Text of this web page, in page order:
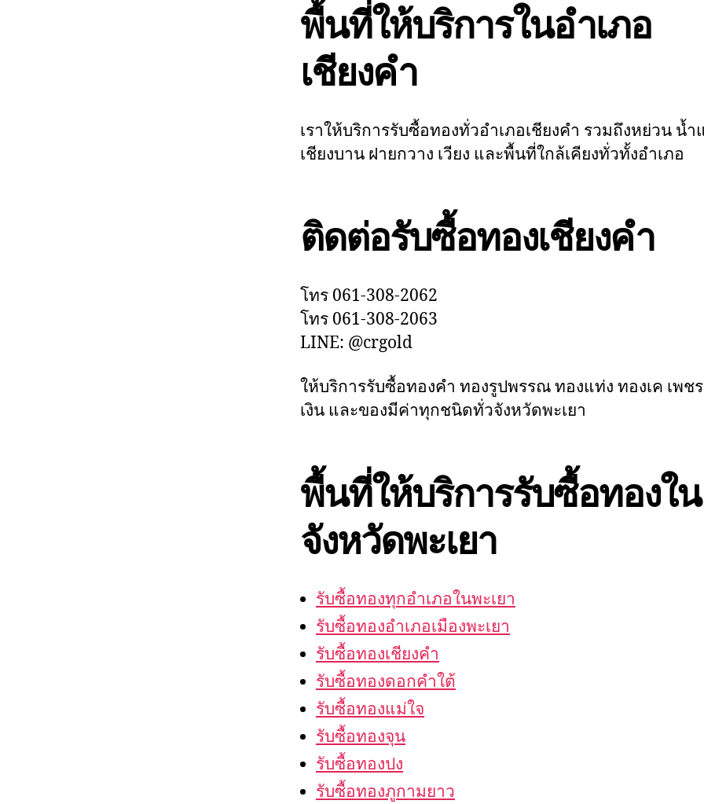
พื้นที่ให้บริการในอำเภอ
เชียงคำ
เราให้บริการรับซื้อทองทั่วอำเภอเชียงคำ รวมถึงหย่วน น้ำ
เชียงบาน ฝายกวาง เวียง และพื้นที่ใกล้เคียงทั่วทั้งอำเภอ
ติดต่อรับซื้อทองเชียงคำ
โทร 061-308-2062
โทร 061-308-2063
LINE: @crgold
ให้บริการรับซื้อทองคำ ทองรูปพรรณ ทองแท่ง ทองเค เพชร
เงิน และของมีค่าทุกชนิดทั่วจังหวัดพะเยา
พื้นที่ให้บริการรับซื้อทองใน
จังหวัดพะเยา
รับซื้อทองทุกอำเภอในพะเยา
รับซื้อทองอำเภอเมืองพะเยา
รับซื้อทองเชียงคำ
รับซื้อทองดอกคำใต้
รับซื้อทองแม่ใจ
รับซื้อทองจุน
รับซื้อทองปง
รับซื้อทองภูกามยาว